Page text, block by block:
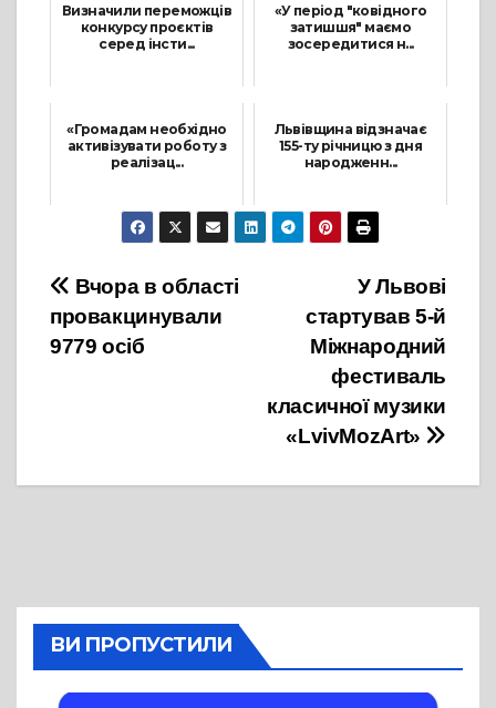
Визначили переможців
конкурсу проєктів
серед інсти...
«У період "ковідного
затишшя" маємо
зосередитися н...
«Громадам необхідно
активізувати роботу з
реалізац...
17 Серпня, 2021
Львівщина відзначає
155-ту річницю з дня
народженн...
29 Вересня, 2021
Навігація
записів
У Львові
стартував 5-й
Міжнародний
фестиваль
класичної музики
«LvivMozArt»
Вчора в області
провакцинували
9779 осіб
ВИ ПРОПУСТИЛИ